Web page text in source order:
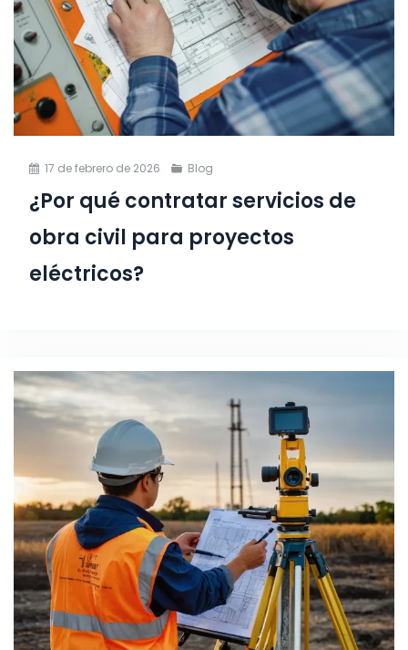
17 de febrero de 2026 Blog
¿Por qué contratar servicios de
obra civil para proyectos
eléctricos?